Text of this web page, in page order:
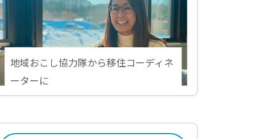
地域おこし協力隊から移住コーディネ
ーターに